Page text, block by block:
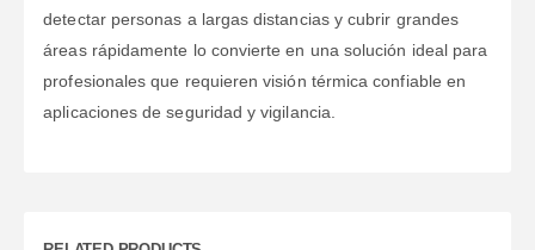
detectar personas a largas distancias y cubrir grandes
áreas rápidamente lo convierte en una solución ideal para
profesionales que requieren visión térmica confiable en
aplicaciones de seguridad y vigilancia.